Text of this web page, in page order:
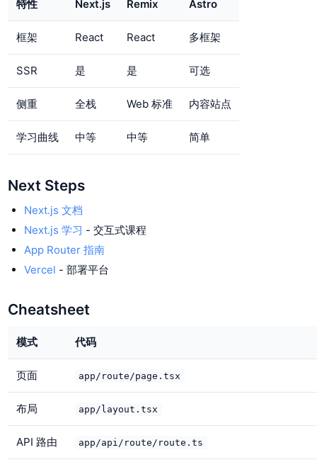
特性 Next.js Remix Astro
框架 React React 多框架
SSR 是 是 可选
侧重 全栈 Web 标准 内容站点
学习曲线 中等 中等 简单
Next Steps
Next.js 文档
Next.js 学习 - 交互式课程
App Router 指南
Vercel - 部署平台
Cheatsheet
模式 代码
页面 app/route/page.tsx
布局 app/layout.tsx
API 路由 app/api/route/route.ts